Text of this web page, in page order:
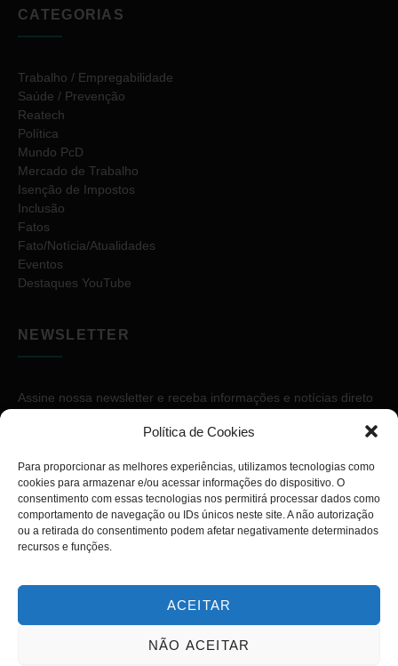
Política de Cookies
Para proporcionar as melhores experiências, utilizamos tecnologias como
cookies para armazenar e/ou acessar informações do dispositivo. O
consentimento com essas tecnologias nos permitirá processar dados como
comportamento de navegação ou IDs únicos neste site. A não autorização
ou a retirada do consentimento podem afetar negativamente determinados
recursos e funções.
ACEITAR
NÃO ACEITAR
CATEGORIAS
Trabalho / Empregabilidade
Saúde / Prevenção
Reatech
Política
Mundo PcD
Mercado de Trabalho
Isenção de Impostos
Inclusão
Fatos
Fato/Notícia/Atualidades
Eventos
Destaques YouTube
NEWSLETTER
Assine nossa newsletter e receba informações e notícias direto
Copyright © 2026. Diário PcD. Todos os direitos reservados.